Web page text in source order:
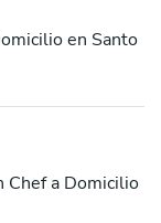
en Santo
Chef a Domicilio